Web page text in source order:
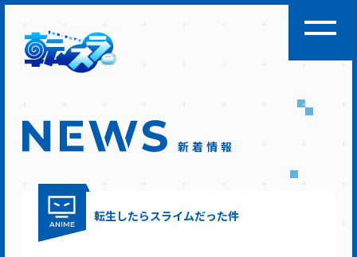
新着情報
ANIME
転生したらスライムだった件